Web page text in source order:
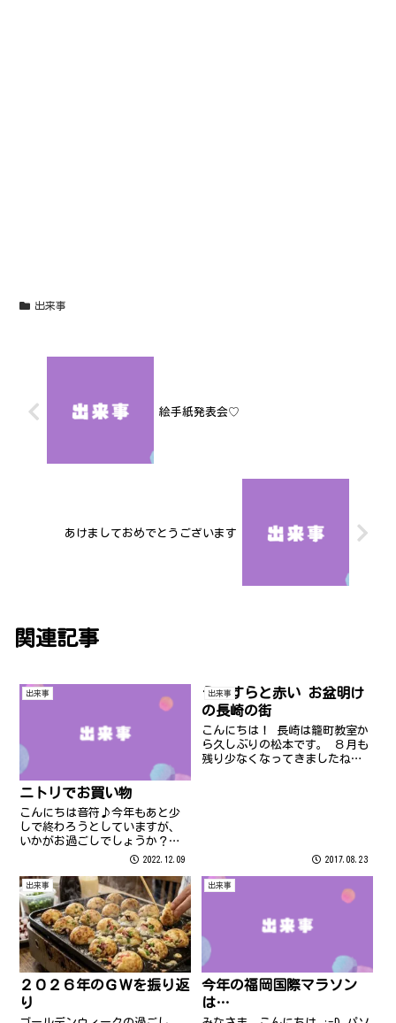
出来事
絵手紙発表会♡
あけましておめでとうございます
関連記事
出来事
ニトリでお買い物
こんにちは音符♪今年もあと少
しで終わろうとしていますが、
いかがお過ごしでしょうか？籠
2022.12.09
出来事
うっすらと赤い お盆明け
の長崎の街
こんにちは！ 長崎は籠町教室か
ら久しぶりの松本です。 ８月も
残り少なくなってきましたね。
2017.08.23
出来事
２０２６年のＧＷを振り返
り
出来事
今年の福岡国際マラソン
は…